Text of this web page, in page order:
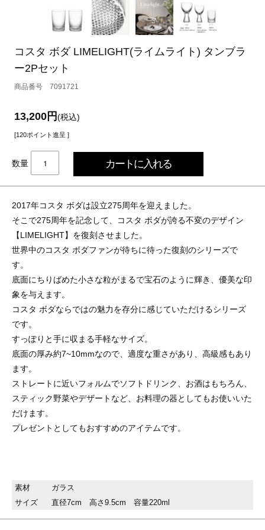
コスタ ボダ LIMELIGHT(ライムライト) タンブラ
ー2Pセット
7091721
13,200円(税込)
[120ポイント進呈 ]
数量
2017年コスタ ボダは設立275周年を迎えました。
そこで275周年を記念して、コスタ ボダが誇る不変のデザイン
【LIMELIGHT】を復刻させました。
世界中のコスタ ボダファンが待ちに待った復刻のシリーズで
す。
底面にちりばめた小さな粒がまるで宝石のように輝き、優美な印
象を与えます。
コスタ ボダならではの魅力を存分に感じていただけるシリーズ
です。
すっぽりと手に収まる手軽なサイズ。
底面の厚み約7~10mmなので、適度な重さがあり、高級感もあり
ます。
ストレートに近いフォルムでソフトドリンク、お酒はもちろん、
スティック野菜やデザートなど、お料理の器としてもお使いいた
だけます。
プレゼントとしてもおすすめのアイテムです。
素材
ガラス
サイズ
直径7cm 高さ9.5cm 容量220ml